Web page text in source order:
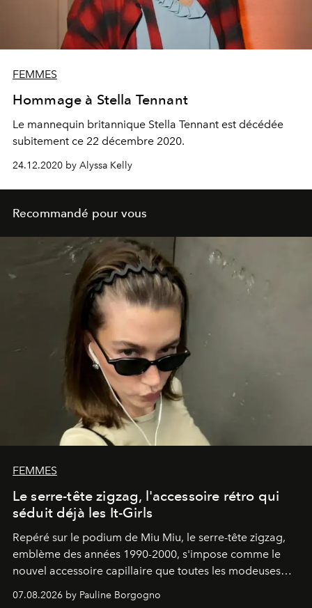
FEMMES
Hommage à Stella Tennant
Le mannequin britannique Stella Tennant est décédée
subitement ce 22 décembre 2020.
24.12.2020 by Alyssa Kelly
Recommandé pour vous
FEMMES
Le serre-tête zigzag, l'accessoire rétro qui
séduit déjà les It-Girls
Repéré sur le podium de Miu Miu, le serre-tête zigzag,
emblème des années 1990-2000, s'impose comme le
nouvel accessoire capillaire que toutes les modeuses
07.08.2026 by Pauline Borgogno